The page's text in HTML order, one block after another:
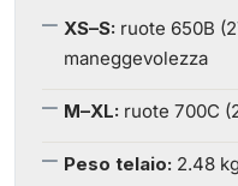
XS–S: ruote 650B
maneggevolezza
M–XL: ruote 700C
Peso telaio: 2.48